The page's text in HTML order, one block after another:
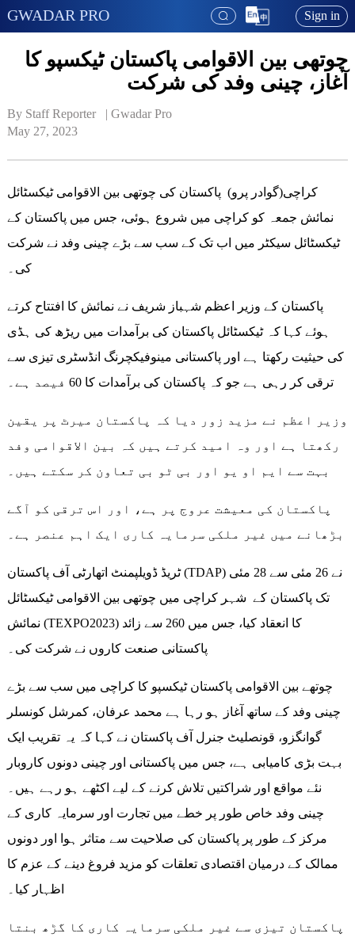
GWADAR PRO Sign in
چوتھی بین الاقوامی پاکستان ٹیکسپو کا
آغاز، چینی وفد کی شرکت
By Staff Reporter   | Gwadar Pro
May 27, 2023
کراچی(گوادر پرو) پاکستان کی چوتھی بین الاقوامی ٹیکسٹائل
نمائش جمعہ کو کراچی میں شروع ہوئی، جس میں پاکستان کے
ٹیکسٹائل سیکٹر میں اب تک کے سب سے بڑے چینی وفد نے شرکت
کی۔
پاکستان کے وزیر اعظم شہباز شریف نے نمائش کا افتتاح کرتے
ہوئے کہا کہ ٹیکسٹائل پاکستان کی برآمدات میں ریڑھ کی ہڈی
کی حیثیت رکھتا ہے اور پاکستانی مینوفیکچرنگ انڈسٹری تیزی سے
ترقی کر رہی ہے جو کہ پاکستان کی برآمدات کا 60 فیصد ہے۔
وزیر اعظم نے مزید زور دیا کہ پاکستان میرٹ پر یقین
رکھتا ہے اور وہ امید کرتے ہیں کہ بین الاقوامی وفد
بہت سے ایم او یو اور بی ٹو بی تعاون کر سکتے ہیں۔
پاکستان کی معیشت عروج پر ہے، اور اس ترقی کو آگے
بڑھانے میں غیر ملکی سرمایہ کاری ایک اہم عنصر ہے۔
ٹریڈ ڈویلپمنٹ اتھارٹی آف پاکستان (TDAP) نے 26 مئی سے 28 مئی
تک پاکستان کے شہر کراچی میں چوتھی بین الاقوامی ٹیکسٹائل
نمائش (TEXPO2023) کا انعقاد کیا، جس میں 260 سے زائد
پاکستانی صنعت کاروں نے شرکت کی۔
چوتھے بین الاقوامی پاکستان ٹیکسپو کا کراچی میں سب سے بڑے
چینی وفد کے ساتھ آغاز ہو رہا ہے محمد عرفان، کمرشل کونسلر
گوانگزو، قونصلیٹ جنرل آف پاکستان نے کہا کہ یہ تقریب ایک
بہت بڑی کامیابی ہے، جس میں پاکستانی اور چینی دونوں کاروبار
نئے مواقع اور شراکتیں تلاش کرنے کے لیے اکٹھے ہو رہے ہیں۔
چینی وفد خاص طور پر خطے میں تجارت اور سرمایہ کاری کے
مرکز کے طور پر پاکستان کی صلاحیت سے متاثر ہوا اور دونوں
ممالک کے درمیان اقتصادی تعلقات کو مزید فروغ دینے کے عزم کا
اظہار کیا۔
پاکستان تیزی سے غیر ملکی سرمایہ کاری کا گڑھ بنتا